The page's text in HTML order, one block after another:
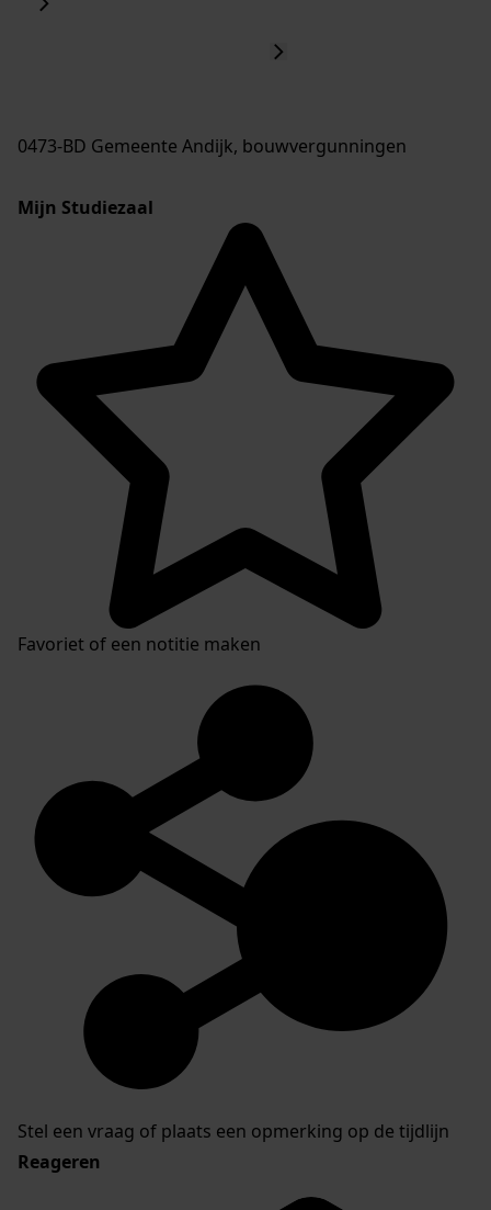
0473-BD Gemeente Andijk, bouwvergunningen
Mijn Studiezaal
Favoriet of een notitie maken
Stel een vraag of plaats een opmerking op de tijdlijn
Reageren